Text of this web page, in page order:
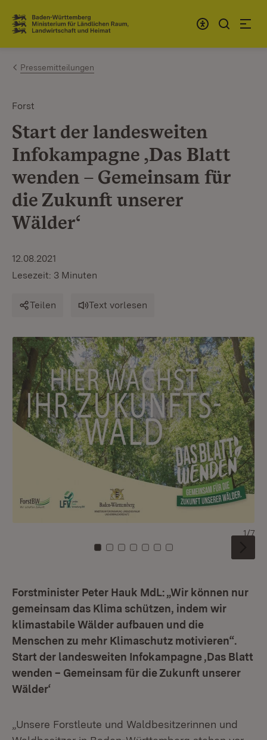
Zum Inhalt springen
Link zur Startseite
Pressemitteilungen
Forst
Start der landesweiten
Infokampagne ‚Das Blatt
wenden – Gemeinsam für
die Zukunft unserer
Wälder‘
12.08.2021
Lesezeit: 3 Minuten
Teilen Text vorlesen
Zu Kachel: 0
Zu Kachel: 1
Zu Kachel: 2
Zu Kachel: 3
Zu Kachel: 4
Zu Kachel: 5
Zu Kachel: 6
1/7
Forstminister Peter Hauk MdL: „Wir können nur
gemeinsam das Klima schützen, indem wir
klimastabile Wälder aufbauen und die
Menschen zu mehr Klimaschutz motivieren“.
Start der landesweiten Infokampagne ‚Das Blatt
wenden – Gemeinsam für die Zukunft unserer
Wälder‘
„Unsere Forstleute und Waldbesitzerinnen und